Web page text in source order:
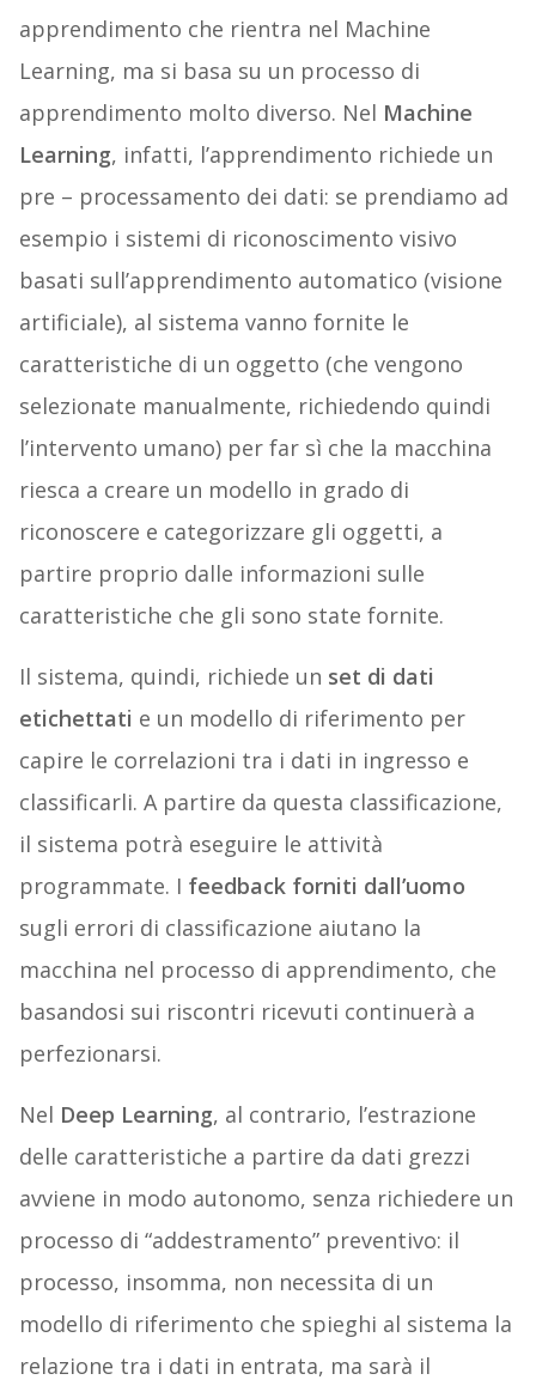
apprendimento che rientra nel Machine
Learning, ma si basa su un processo di
apprendimento molto diverso. Nel Machine
Learning, infatti, l’apprendimento richiede un
pre – processamento dei dati: se prendiamo ad
esempio i sistemi di riconoscimento visivo
basati sull’apprendimento automatico (visione
artificiale), al sistema vanno fornite le
caratteristiche di un oggetto (che vengono
selezionate manualmente, richiedendo quindi
l’intervento umano) per far sì che la macchina
riesca a creare un modello in grado di
riconoscere e categorizzare gli oggetti, a
partire proprio dalle informazioni sulle
caratteristiche che gli sono state fornite.
Il sistema, quindi, richiede un set di dati
etichettati e un modello di riferimento per
capire le correlazioni tra i dati in ingresso e
classificarli. A partire da questa classificazione,
il sistema potrà eseguire le attività
programmate. I feedback forniti dall’uomo
sugli errori di classificazione aiutano la
macchina nel processo di apprendimento, che
basandosi sui riscontri ricevuti continuerà a
perfezionarsi.
Nel Deep Learning, al contrario, l’estrazione
delle caratteristiche a partire da dati grezzi
avviene in modo autonomo, senza richiedere un
processo di “addestramento” preventivo: il
processo, insomma, non necessita di un
modello di riferimento che spieghi al sistema la
relazione tra i dati in entrata, ma sarà il